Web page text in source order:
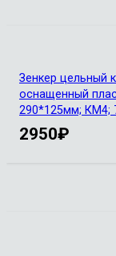
Зенкер цельный
оснащенный
290*125мм; КМ4;
2950₽